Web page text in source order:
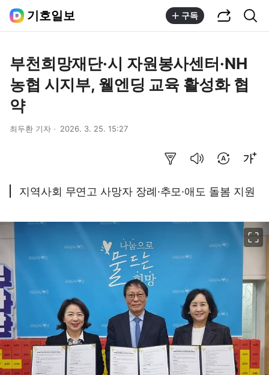
기호일보 구독
부천희망재단·시 자원봉사센터·NH
농협 시지부, 웰엔딩 교육 활성화 협
약
최두환 기자 2026. 3. 25. 15:27
지역사회 무연고 사망자 장례·추모·애도 돌봄 지원